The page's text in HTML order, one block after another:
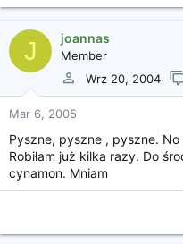
J joannas
Member
Wrz 20, 2004
Mar 6, 2005
Pyszne, pyszne , pyszne.
Robiłam już kilka razy. Do
cynamon. Mniam